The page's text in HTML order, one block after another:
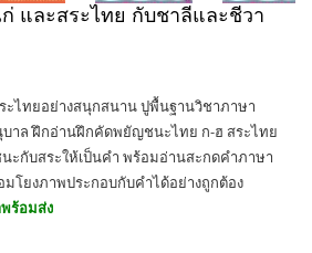
และสระไทย กับชาลีและชีวา
ะไทยอย่างสนุกสนาน ปูพื้นฐานวิชาภาษา
าล ฝึกอ่านฝึกคัดพยัญชนะไทย ก-ฮ สระไทย
ะกับสระให้เป็นคำ พร้อมอ่านสะกดคำภาษา
โยงภาพประกอบกับคำได้อย่างถูกต้อง
ร้อมส่ง